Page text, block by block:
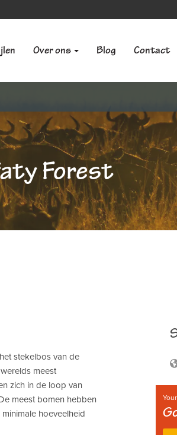
Over ons Blog Contact
Forest
stekelbos van de
meest
zich in de loop van
meest bomen hebben
hoeveelheid